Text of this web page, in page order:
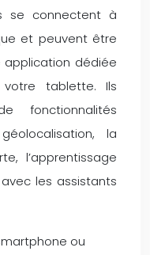
se connectent à
et peuvent être
dédiée
tablette. Ils
fonctionnalités
la
l’apprentissage
les assistants
ou